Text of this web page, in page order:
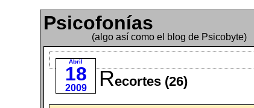
Psicofonías
(algo así como el blog de Psicobyte)
Abril
18
2009 Recortes (26)